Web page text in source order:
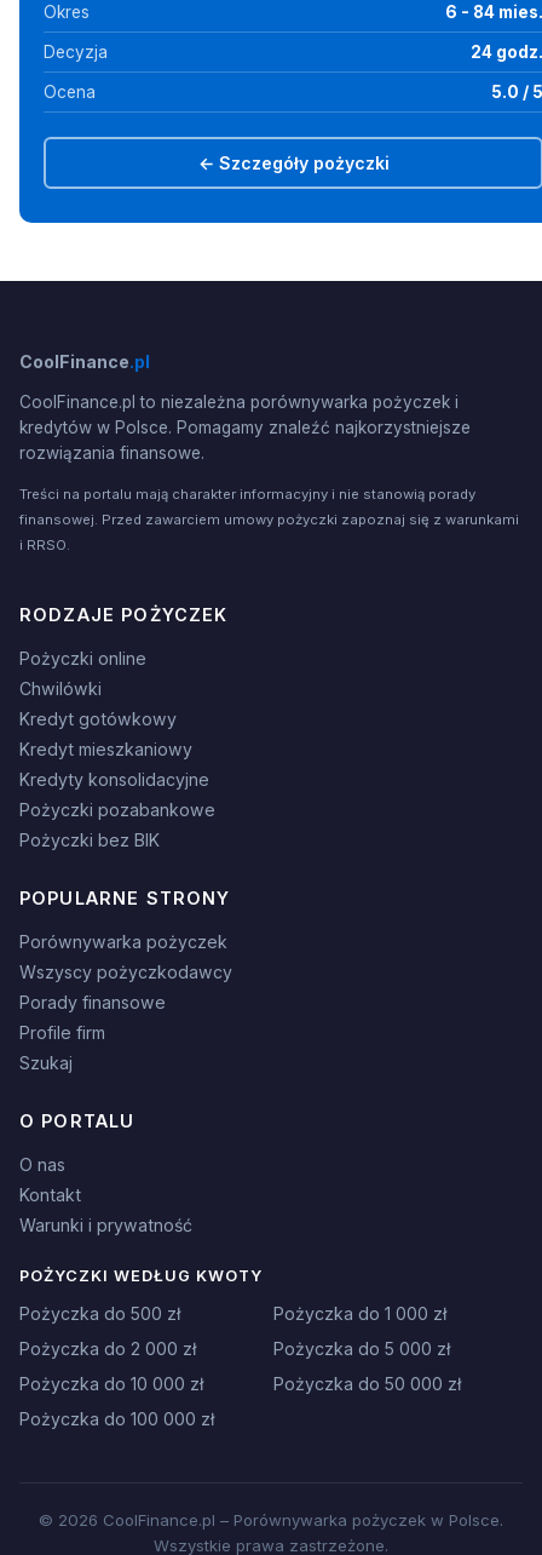
Okres 6 - 84 mies.
Decyzja 24 godz.
Ocena 5.0 / 5
← Szczegóły pożyczki
CoolFinance.pl
CoolFinance.pl to niezależna porównywarka pożyczek i
kredytów w Polsce. Pomagamy znaleźć najkorzystniejsze
rozwiązania finansowe.
Treści na portalu mają charakter informacyjny i nie stanowią porady
finansowej. Przed zawarciem umowy pożyczki zapoznaj się z warunkami
i RRSO.
RODZAJE POŻYCZEK
Pożyczki online
Chwilówki
Kredyt gotówkowy
Kredyt mieszkaniowy
Kredyty konsolidacyjne
Pożyczki pozabankowe
Pożyczki bez BIK
POPULARNE STRONY
Porównywarka pożyczek
Wszyscy pożyczkodawcy
Porady finansowe
Profile firm
Szukaj
O PORTALU
O nas
Kontakt
Warunki i prywatność
POŻYCZKI WEDŁUG KWOTY
Pożyczka do 500 zł
Pożyczka do 1 000 zł
Pożyczka do 2 000 zł
Pożyczka do 5 000 zł
Pożyczka do 10 000 zł
Pożyczka do 50 000 zł
Pożyczka do 100 000 zł
© 2026 CoolFinance.pl – Porównywarka pożyczek w Polsce.
Wszystkie prawa zastrzeżone.